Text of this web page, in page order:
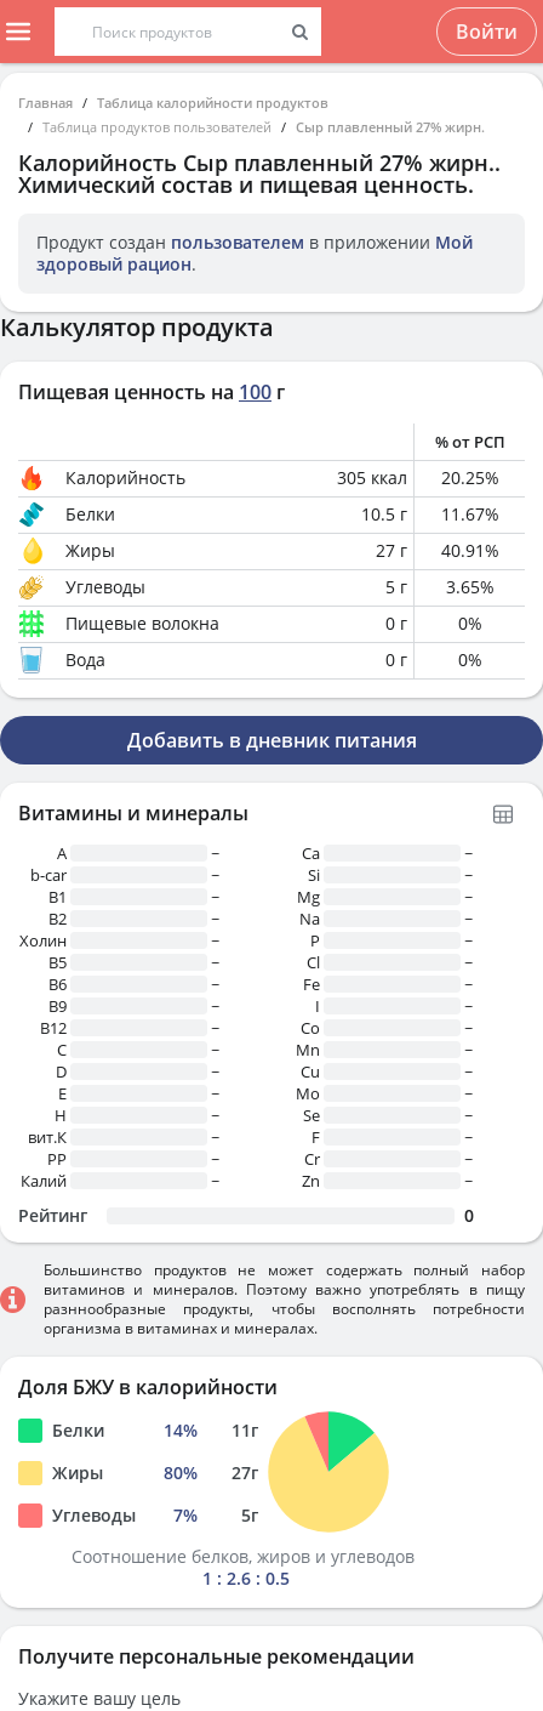
Войти
Главная
Таблица калорийности продуктов
Таблица продуктов пользователей
Сыр плавленный 27% жирн.
Калорийность Сыр плавленный 27% жирн..
Химический состав и пищевая ценность.
Продукт создан пользователем в приложении Мой
здоровый рацион.
Калькулятор продукта
Пищевая ценность на 100 г
% от РСП
Калорийность 305 ккал 20.25%
Белки
10.5 г 11.67%
Жиры
27 г 40.91%
Углеводы
5 г 3.65%
Пищевые волокна
0 г 0%
Вода
0 г 0%
Добавить в дневник питания
Витамины и минералы
A
~
b-car
~
В1
~
B2
~
Холин
~
B5
~
B6
~
B9
~
B12
~
C
~
D
~
E
~
H
~
вит.К
~
PP
~
Калий
~
Ca
~
Si
~
Mg
~
Na
~
P
~
Cl
~
Fe
~
I
~
Co
~
Mn
~
Cu
~
Mo
~
Se
~
F
~
Cr
~
Zn
~
Рейтинг 0
Большинство продуктов не может содержать полный набор
витаминов и минералов. Поэтому важно употреблять в пищу
разннообразные продукты, чтобы восполнять потребности
организма в витаминах и минералах.
Доля БЖУ в калорийности
Белки 14% 11г
Жиры
80% 27г
Углеводы
7% 5г
Соотношение белков, жиров и углеводов
1 : 2.6 : 0.5
Получите персональные рекомендации
Укажите вашу цель